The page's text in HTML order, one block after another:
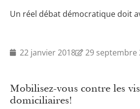
Un réel débat démocratique doit
22 janvier 2018 29 septembre
Mobilisez-vous contre les
domiciliaires!